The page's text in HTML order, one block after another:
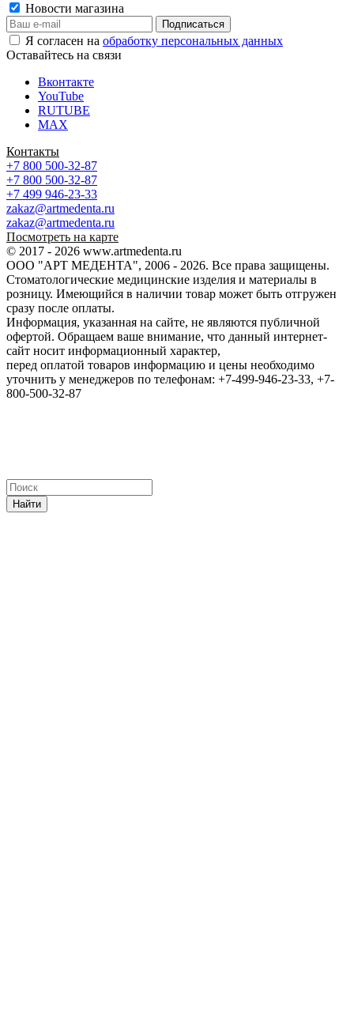
Новости магазина
Я согласен на обработку персональных данных
Оставайтесь на связи
Вконтакте
YouTube
RUTUBE
MAX
Контакты
+7 800 500-32-87
+7 800 500-32-87
+7 499 946-23-33
zakaz@artmedenta.ru
zakaz@artmedenta.ru
Посмотреть на карте
© 2017 - 2026 www.artmedenta.ru
ООО "АРТ МЕДЕНТА", 2006 - 2026. Все права защищены.
Стоматологические медицинские изделия и материалы в
розницу. Имеющийся в наличии товар может быть отгружен
сразу после оплаты.
Информация, указанная на сайте, не являются публичной
офертой. Обращаем ваше внимание, что данный интернет-
сайт носит информационный характер,
перед оплатой товаров информацию и цены необходимо
уточнить у менеджеров по телефонам: +7-499-946-23-33, +7-
800-500-32-87
Найти